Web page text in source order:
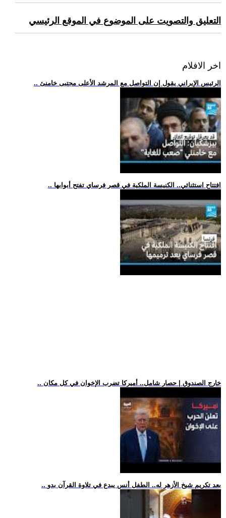
التعليق والتصويت على الموضوع في الموقع الرئيسي
اخر الافلام
.. الرئيس الإيراني يقول إن التواصل مع المرشد الأعلى مجتبى خامنئ
.. افتتاح استثنائي.. الكنيسة الملكية في قصر فرساي تفتح أبوابها
.. خارج الصندوق | حصار شامل.. أميركا تضرب الإخوان في كل مكان
.. بعد تكريم شيخ الأزهر له.. الطفل أنس يبدع في تلاوة القرآن بدو